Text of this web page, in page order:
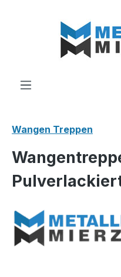
Wangen Treppen